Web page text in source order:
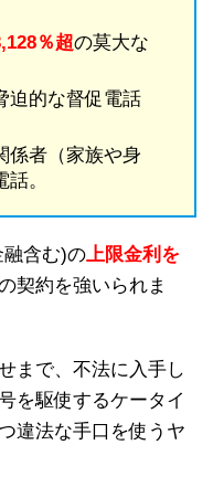
％超の莫大な
迫的な督促電話
係者（家族や身
。
含む)の 上限金利を
契約を強いられま
まで、不法に入手し
を駆使するケータイ
違法な手口を使うヤ